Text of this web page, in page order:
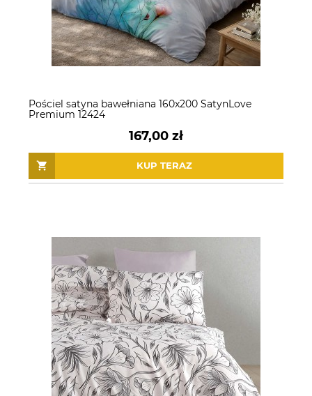
Pościel satyna bawełniana 160x200 SatynLove
Premium 12424
167,00 zł
KUP TERAZ